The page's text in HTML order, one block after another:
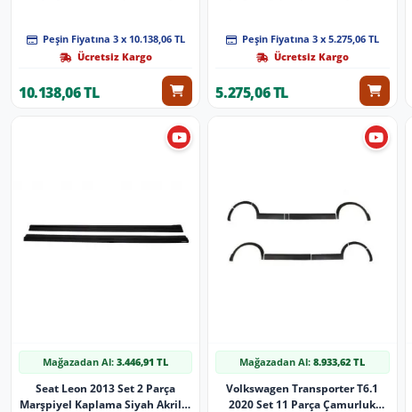
Peşin Fiyatına 3 x 10.138,06 TL
Ücretsiz Kargo
10.138,06 TL
Peşin Fiyatına 3 x 5.275,06 TL
Ücretsiz Kargo
5.275,06 TL
Mağazadan Al:3.446,91 TL
Seat Leon 2013 Set 2 Parça
Marşpiyel Kaplama Siyah Akrilik
Mağazadan Al:8.933,62 TL
Volkswagen Transporter T6.1
2020 Set 11 Parça Çamurluk